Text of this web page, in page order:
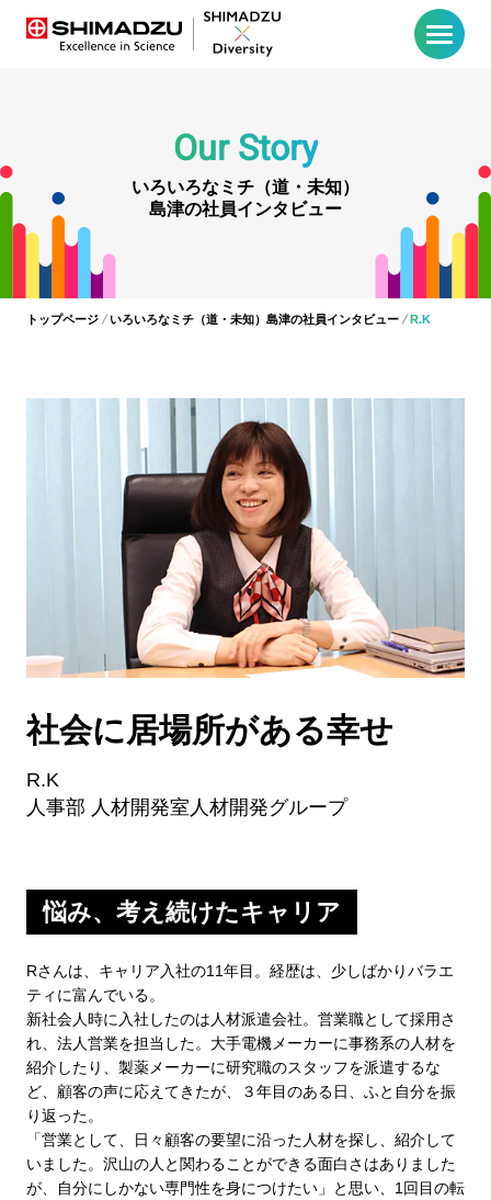
Our Story
いろいろなミチ（道・未知）
島津の社員インタビュー
トップページ いろいろなミチ（道・未知）島津の社員インタビュー R.K
社会に居場所がある幸せ
R.K
人事部 人材開発室人材開発グループ
悩み、考え続けたキャリア
Rさんは、キャリア入社の11年目。経歴は、少しばかりバラエ
ティに富んでいる。
新社会人時に入社したのは人材派遣会社。営業職として採用さ
れ、法人営業を担当した。大手電機メーカーに事務系の人材を
紹介したり、製薬メーカーに研究職のスタッフを派遣するな
ど、顧客の声に応えてきたが、３年目のある日、ふと自分を振
り返った。
「営業として、日々顧客の要望に沿った人材を探し、紹介して
いました。沢山の人と関わることができる面白さはありました
が、自分にしかない専門性を身につけたい」と思い、1回目の転